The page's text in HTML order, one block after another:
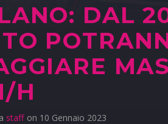
DAL
H
staff on 10 Gennaio 2023